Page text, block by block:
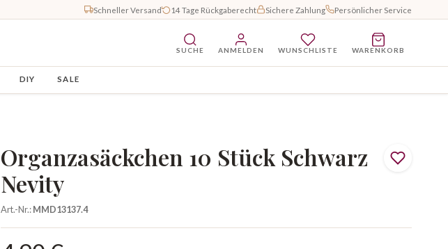
Schneller Versand 14 Tage Rückgaberecht Sichere Zahlung Persönlicher Service
SUCHE ANMELDEN WUNSCHLISTE WARENKORB
DIY SALE
Organzasäckchen 10 Stück Schwarz
Nevity
Art.-Nr.:MMD13137.4